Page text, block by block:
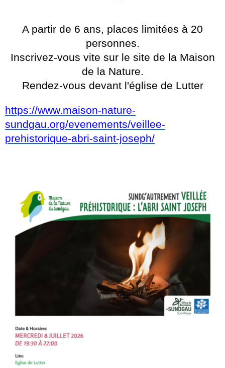
A partir de 6 ans, places limitées à 20
personnes.
Inscrivez-vous vite sur le site de la Maison
de la Nature.
Rendez-vous devant l'église de Lutter
https://www.maison-nature-
sundgau.org/evenements/veillee-
prehistorique-abri-saint-joseph/